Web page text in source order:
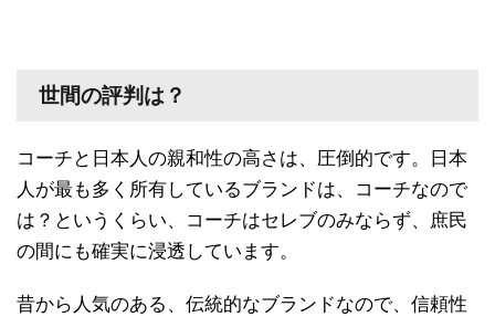
世間の評判は？
コーチと日本人の親和性の高さは、圧倒的です。日本
人が最も多く所有しているブランドは、コーチなので
は？というくらい、コーチはセレブのみならず、庶民
の間にも確実に浸透しています。
昔から人気のある、伝統的なブランドなので、信頼性